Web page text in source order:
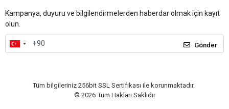
Kampanya, duyuru ve bilgilendirmelerden haberdar olmak için kayıt
olun.
Gönder
Tüm bilgileriniz 256bit SSL Sertifikası ile korunmaktadır.
© 2026 Tüm Hakları Saklıdır